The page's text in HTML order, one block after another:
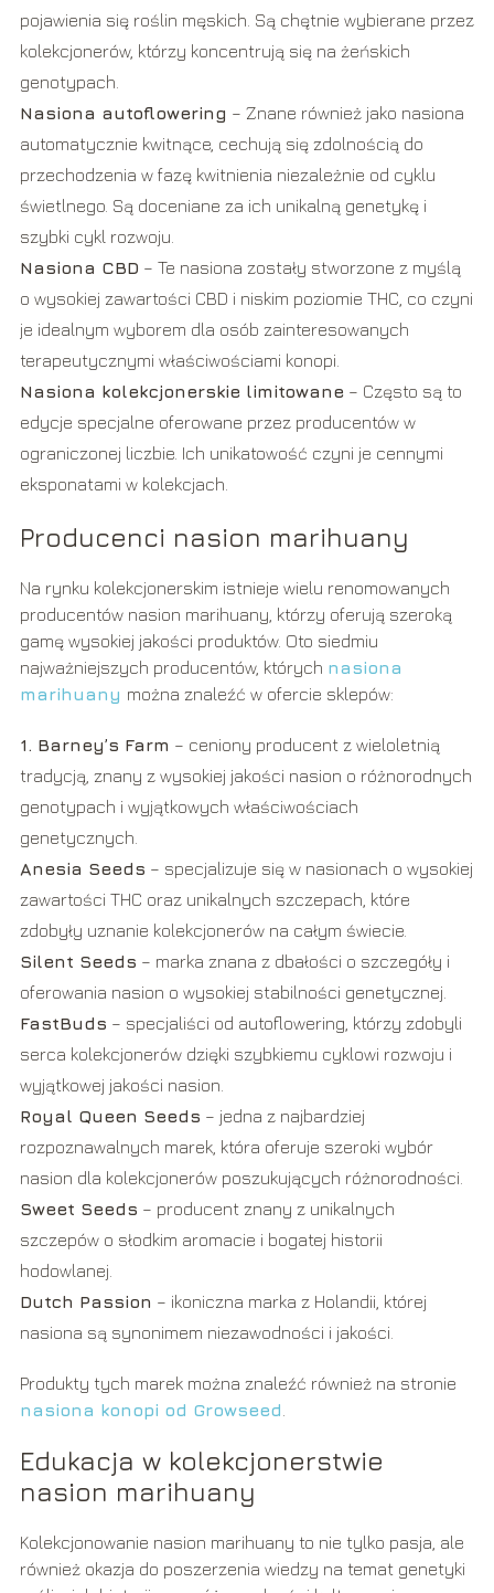
pojawienia się roślin męskich. Są chętnie wybierane przez
kolekcjonerów, którzy koncentrują się na żeńskich
genotypach.
Nasiona autoflowering – Znane również jako nasiona
automatycznie kwitnące, cechują się zdolnością do
przechodzenia w fazę kwitnienia niezależnie od cyklu
świetlnego. Są doceniane za ich unikalną genetykę i
szybki cykl rozwoju.
Nasiona CBD – Te nasiona zostały stworzone z myślą
o wysokiej zawartości CBD i niskim poziomie THC, co czyni
je idealnym wyborem dla osób zainteresowanych
terapeutycznymi właściwościami konopi.
Nasiona kolekcjonerskie limitowane– Często są to
edycje specjalne oferowane przez producentów w
ograniczonej liczbie. Ich unikatowość czyni je cennymi
eksponatami w kolekcjach.
Producenci nasion marihuany
Na rynku kolekcjonerskim istnieje wielu renomowanych
producentów nasion marihuany, którzy oferują szeroką
gamę wysokiej jakości produktów. Oto siedmiu
najważniejszych producentów, których nasiona
marihuany można znaleźć w ofercie sklepów:
1. Barney’s Farm – ceniony producent z wieloletnią
tradycją, znany z wysokiej jakości nasion o różnorodnych
genotypach i wyjątkowych właściwościach
genetycznych.
Anesia Seeds – specjalizuje się w nasionach o wysokiej
zawartości THC oraz unikalnych szczepach, które
zdobyły uznanie kolekcjonerów na całym świecie.
Silent Seeds – marka znana z dbałości o szczegóły i
oferowania nasion o wysokiej stabilności genetycznej.
FastBuds – specjaliści od autoflowering, którzy zdobyli
serca kolekcjonerów dzięki szybkiemu cyklowi rozwoju i
wyjątkowej jakości nasion.
Royal Queen Seeds – jedna z najbardziej
rozpoznawalnych marek, która oferuje szeroki wybór
nasion dla kolekcjonerów poszukujących różnorodności.
Sweet Seeds – producent znany z unikalnych
szczepów o słodkim aromacie i bogatej historii
hodowlanej.
Dutch Passion – ikoniczna marka z Holandii, której
nasiona są synonimem niezawodności i jakości.
Produkty tych marek można znaleźć również na stronie
nasiona konopi od Growseed
Edukacja w kolekcjonerstwie
nasion marihuany
Kolekcjonowanie nasion marihuany to nie tylko pasja, ale
również okazja do poszerzenia wiedzy na temat genetyki